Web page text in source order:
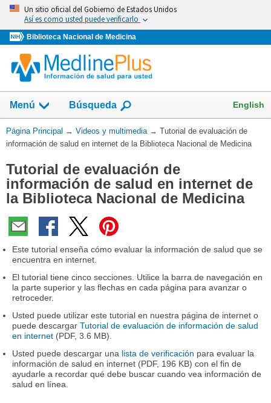
Omita
vaya
al
Contenido
Un sitio oficial del Gobierno de Estados Unidos
Así es como usted puede verificarlo
Biblioteca Nacional de Medicina
Menú
Mostrar
campo
de
Búsqueda English
Usted
está
Página Principal → Videos y multimedia → Tutorial de evaluación de
información de salud en internet de la Biblioteca Nacional de Medicina
Tutorial de evaluación de
información de salud en internet de
la Biblioteca Nacional de Medicina
Este tutorial enseña cómo evaluar la información de salud que se
encuentra en internet.
El tutorial tiene cinco secciones. Utilice la barra de navegación en
la parte superior y las flechas en cada página para avanzar o
retroceder.
Usted puede utilizar este tutorial en nuestra página de internet o
puede descargar Tutorial de evaluación de información de salud
en internet (PDF, 3.6 MB).
Usted puede descargar una lista de verificación para evaluar la
información de salud en internet (PDF, 196 KB) con el fin de
ayudarle a recordar qué debe buscar cuando vea información de
salud en línea.